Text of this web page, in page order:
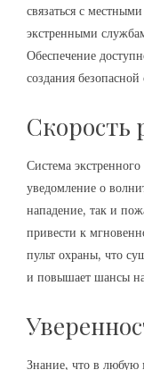
связаться с
экстренными
Обеспечение
создания безопасной
Скорость
Система
уведомление о
нападение, так и
привести к
пульт охраны, что
и повышает шансы
Знание, что в любую